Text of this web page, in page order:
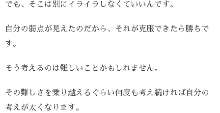
でも、そこは別にイライラしなくていいんです。
自分の弱点が見えたのだから、それが克服できたら勝ちで
す。
そう考えるのは難しいことかもしれません。
その難しさを乗り越えるぐらい何度も考え続ければ自分の
考えが太くなります。